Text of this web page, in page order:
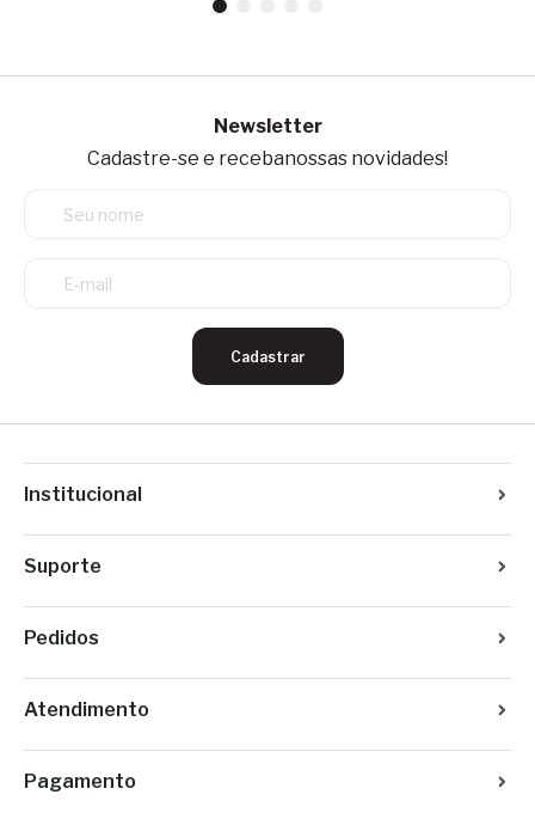
Newsletter
Cadastre-se e recebanossas novidades!
Cadastrar
Institucional
Suporte
Pedidos
Atendimento
Pagamento